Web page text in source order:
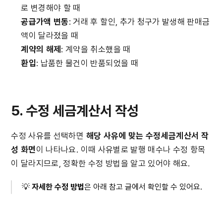
로 변경해야 할 때
공급가액 변동: 거래 후 할인, 추가 청구가 발생해 판매금
액이 달라졌을 때
계약의 해제 : 계약을 취소했을 때
환입: 납품한 물건이 반품되었을 때
5. 수정 세금계산서 작성
수정 사유를 선택하면 해당 사유에 맞는 수정세금계산서 작
성 화면이 나타나요. 이때 사유별로 발행 매수나 수정 항목
이 달라지므로, 정확한 수정 방법을 알고 있어야 해요.
💡 자세한 수정 방법은 아래 참고 글에서 확인할 수 있어요.